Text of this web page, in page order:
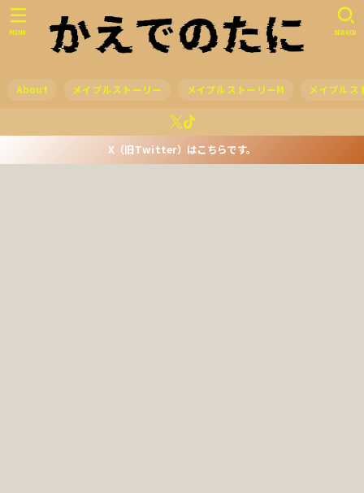
About メイプルストーリー メイプルストーリーM メイプルス
SEARCH
MENU
X（旧Twitter）はこちらです。